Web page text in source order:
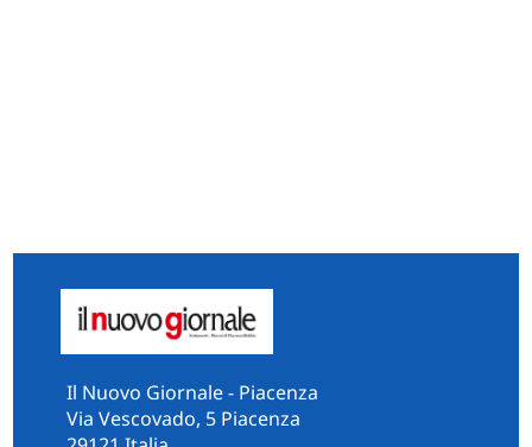
Il Nuovo Giornale - Piacenza
Via Vescovado, 5 Piacenza